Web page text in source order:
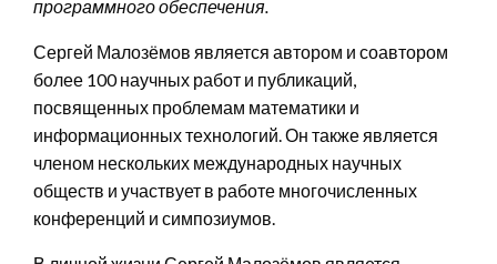
программного обеспечения.
Сергей Малозёмов является автором и соавтором
более 100 научных работ и публикаций,
посвященных проблемам математики и
информационных технологий. Он также является
членом нескольких международных научных
обществ и участвует в работе многочисленных
конференций и симпозиумов.